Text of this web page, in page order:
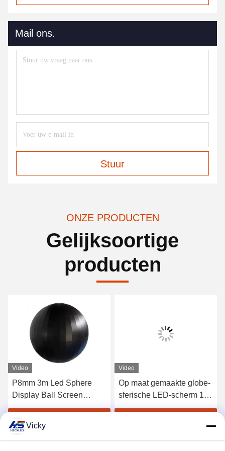
Mail ons.
Stuur
ONZE PRODUCTEN
Gelijksoortige
producten
Video
P8mm 3m Led Sphere
Display Ball Screen
Outdoor Voor
winkelcentrum
Krijg Beste Prijs
Video
Op maat gemaakte globe-
sferische LED-scherm 1m
3m 4m 5m OEM
Vicky